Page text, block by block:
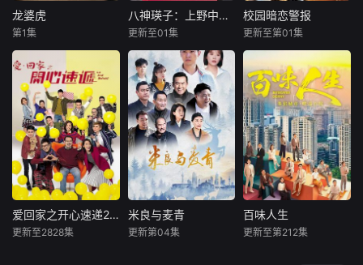
这个一无所有的男
人究竟会作何选
择？
的心理创伤而避免
与他人深交，庆伊
生恋爱感情，过着
与恋爱无缘的生
活。身为社会人尊
敬一良的庆伊，以
电影这一共同爱好
为契机，开始与他
共度工作以外的时
间。庆伊本未意识
到关系会更进一
步，然而某日，借
着酒劲的一良向他
坦白了“自己是同性
能够携手顺利通过
所有考验，梦想能
彼此相伴直至白
头。然而，这个梦
想却在某人猝不及
防时迅速破碎…
龙婆虎
龙婆和伙伴们意外
卷入一起钻石抢劫
案，成为警方怀疑
的对象。为了证明
自己的清白、挽回
声誉，他们踏上了
一场惊险刺激、动
作不断的冒险之
旅。
龙婆虎
第1集
八神瑛子：上野中央署组织犯罪对策课
每熊克哉
高良健吾
改编自深町秋
生的超人气警察小
说《组织犯罪对策
课八神瑛子》系
列。故事围绕上野
中央署“暴力团对策
课”的女警八神瑛子
展开。为了破案，
她不惜动用武力，
八神瑛子：上野中央署组织犯罪对策课
更新至01集
校园暗恋警报
亚纳瓦特·因塔拉帕恩
摇滚少年Leeith被
迫考入刚招收男生
的前女子名校，悠
闲生活瞬间变成全
校焦点的生存大
战。为应对文化冲
击，他创办了男生
互助社，吸引了毒
舌电竞少年Putter
等一众伙伴。Leeit
校园暗恋警报
更新至第01集
爱回家之开心速递2025 爱回家之开心速递2025
更新至2828集
米良与麦青
米良与麦青
更新第04集
百味人生
百味人生
更新至第212集